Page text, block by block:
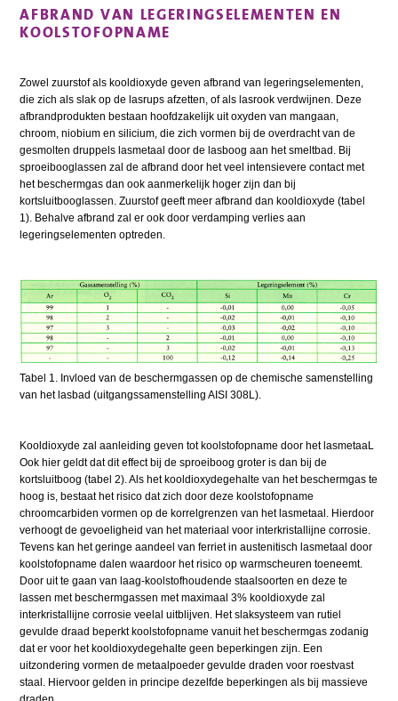
AFBRAND VAN LEGERINGSELEMENTEN EN
KOOLSTOFOPNAME
Zowel zuurstof als kooldioxyde geven afbrand van legeringselementen,
die zich als slak op de lasrups afzetten, of als lasrook verdwijnen. Deze
afbrandprodukten bestaan hoofdzakelijk uit oxyden van mangaan,
chroom, niobium en silicium, die zich vormen bij de overdracht van de
gesmolten druppels lasmetaal door de lasboog aan het smeltbad. Bij
sproeibooglassen zal de afbrand door het veel intensievere contact met
het beschermgas dan ook aanmerkelijk hoger zijn dan bij
kortsluitbooglassen. Zuurstof geeft meer afbrand dan kooldioxyde (tabel
1). Behalve afbrand zal er ook door verdamping verlies aan
legeringselementen optreden.
Tabel 1. Invloed van de beschermgassen op de chemische samenstelling
van het lasbad (uitgangssamenstelling AISI 308L).
Kooldioxyde zal aanleiding geven tot koolstofopname door het lasmetaaL
Ook hier geldt dat dit effect bij de sproeiboog groter is dan bij de
kortsluitboog (tabel 2). Als het kooldioxydegehalte van het beschermgas te
hoog is, bestaat het risico dat zich door deze koolstofopname
chroomcarbiden vormen op de korrelgrenzen van het lasmetaal. Hierdoor
verhoogt de gevoeligheid van het materiaal voor interkristallijne corrosie.
Tevens kan het geringe aandeel van ferriet in austenitisch lasmetaal door
koolstofopname dalen waardoor het risico op warmscheuren toeneemt.
Door uit te gaan van laag-koolstofhoudende staalsoorten en deze te
lassen met beschermgassen met maximaal 3% kooldioxyde zal
interkristallijne corrosie veelal uitblijven. Het slaksysteem van rutiel
gevulde draad beperkt koolstofopname vanuit het beschermgas zodanig
dat er voor het kooldioxydegehalte geen beperkingen zijn. Een
uitzondering vormen de metaalpoeder gevulde draden voor roestvast
staal. Hiervoor gelden in principe dezelfde beperkingen als bij massieve